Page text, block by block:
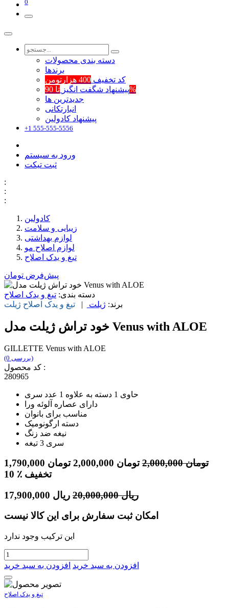
0
دسته بندی محصولات
برند‌ها
کد تخفیف 400 هزارتومن
پیشنهاد شگفت انگیزتا 90%
جدیدترین ها
انبارتکانی
پیشنهاد کادولین
+1 555-555-5556
ورود به سیستم
ثبت تیکت
:
:
:
کادولین
زیبایی و سلامت
لوازم بهداشتی
لوازم اصلاح مو
تیغ و یدک اصلاح
پیش‌فرض تومان
دسته بندی: تیغ و یدک اصلاح
برند: ژیلت | تیغ و یدک اصلاح ژیلت
خود تراش ژیلت مدل Venus with ALOE
GILLETTE Venus with ALOE
(0 بررسی)
کد محصول :
280965
حاوی 1 دسته به علاوه 1 عدد سری
دارای عصاره آلوئه ورا
مناسب برای بانوان
دسته ارگونومیک
نیغه ضد زنگ
سری 3 تیغه
1,790,000 تومان 2,000,000تومان 2,000,000 تومان
10
٪ تخفیف
17,900,000 ریال 20,000,000 ریال
امکان ثبت سفارش برای این کالا نیست
این ترکیب وجود ندارد
افزودن به سبد خرید افزودن به سبد خرید
تیغ و یدک اصلاح